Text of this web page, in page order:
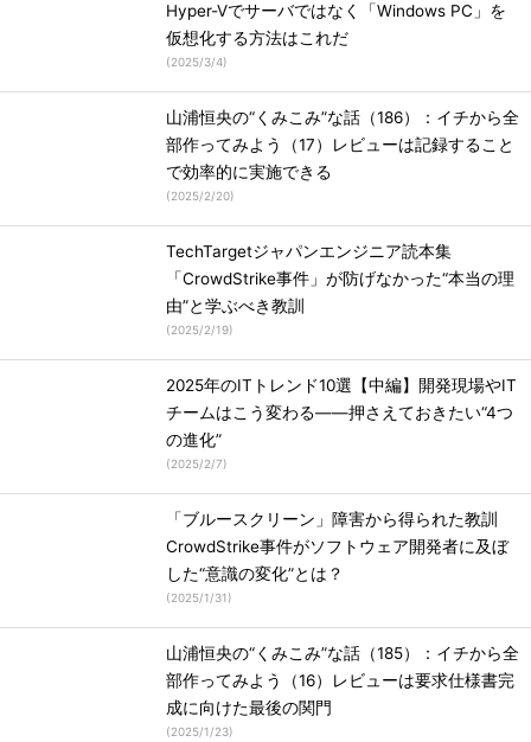
Hyper-Vでサーバではなく「Windows PC」を
仮想化する方法はこれだ
(2025/3/4)
山浦恒央の“くみこみ”な話（186）：イチから全
部作ってみよう（17）レビューは記録すること
で効率的に実施できる
(2025/2/20)
TechTargetジャパンエンジニア読本集
「CrowdStrike事件」が防げなかった“本当の理
由”と学ぶべき教訓
(2025/2/19)
2025年のITトレンド10選【中編】開発現場やIT
チームはこう変わる――押さえておきたい“4つ
の進化”
(2025/2/7)
「ブルースクリーン」障害から得られた教訓
CrowdStrike事件がソフトウェア開発者に及ぼ
した“意識の変化”とは？
(2025/1/31)
山浦恒央の“くみこみ”な話（185）：イチから全
部作ってみよう（16）レビューは要求仕様書完
成に向けた最後の関門
(2025/1/23)